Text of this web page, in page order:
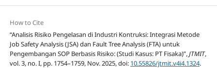
How to Cite
“Analisis Risiko Pengelasan di Industri Kontruksi: Integrasi Metode
Job Safety Analysis (JSA) dan Fault Tree Analysis (FTA) untuk
Pengembangan SOP Berbasis Risiko: (Studi Kasus: PT Fisaka)”,JTMIT,
vol. 3, no. I, pp. 1754–1759, Nov. 2025, doi: 10.55826/jtmit.v4i4.1324.